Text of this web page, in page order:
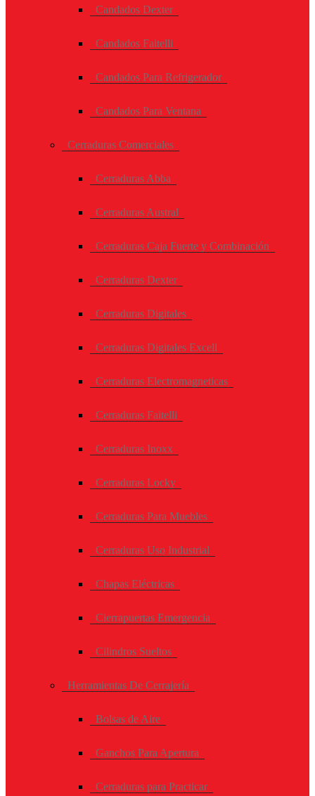
Candados Dexter
Candados Faitelli
Candados Para Refrigerador
Candados Para Ventana
Cerraduras Comerciales
Cerraduras Abba
Cerraduras Austral
Cerraduras Caja Fuerte y Combinación
Cerraduras Dexter
Cerraduras Digitales
Cerraduras Digitales Excell
Cerraduras Electromagneticas
Cerraduras Faitelli
Cerraduras Inoxx
Cerraduras Locky
Cerraduras Para Muebles
Cerraduras Uso Industrial
Chapas Eléctricas
Cierrapuertas Emergencia
Cilindros Sueltos
Herramientas De Cerrajería
Bolsas de Aire
Ganchos Para Apertura
Cerraduras para Practicar